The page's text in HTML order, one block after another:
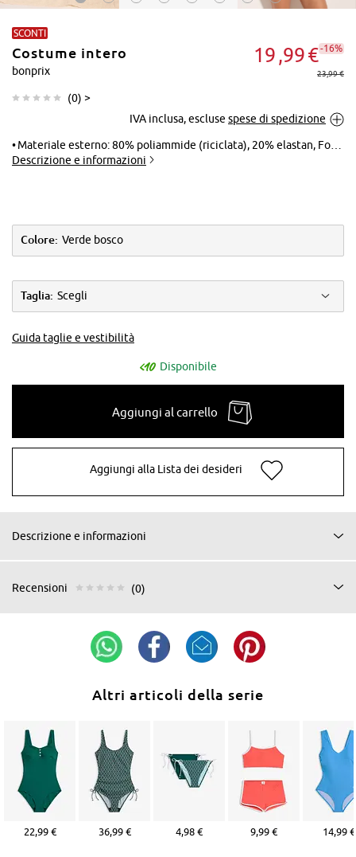
Tocca per
ingrandire
SCONTI
Costume intero
bonprix
(0) >
19 99€-16%
23,99 €
IVA inclusa, escluse spese di spedizione
Materiale esterno: 80% poliammide (riciclata), 20% elastan, Fodera: 100% poliestere
Descrizione e informazioni
Colore: Verde bosco
Taglia: Scegli
Guida taglie e vestibilità
Disponibile
Aggiungi al carrello
Aggiungi alla Lista dei desideri
Descrizione e informazioni
Recensioni (0)
Altri articoli della serie
22,99 € 36,99 € 4,98 € 9,99 € 14,99 €